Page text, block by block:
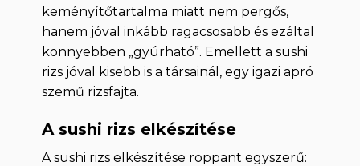
keményítőtartalma miatt nem pergős,
hanem jóval inkább ragacsosabb és ezáltal
könnyebben „gyúrható”. Emellett a sushi
rizs jóval kisebb is a társainál, egy igazi apró
szemű rizsfajta.
A sushi rizs elkészítése
A sushi rizs elkészítése roppant egyszerű: